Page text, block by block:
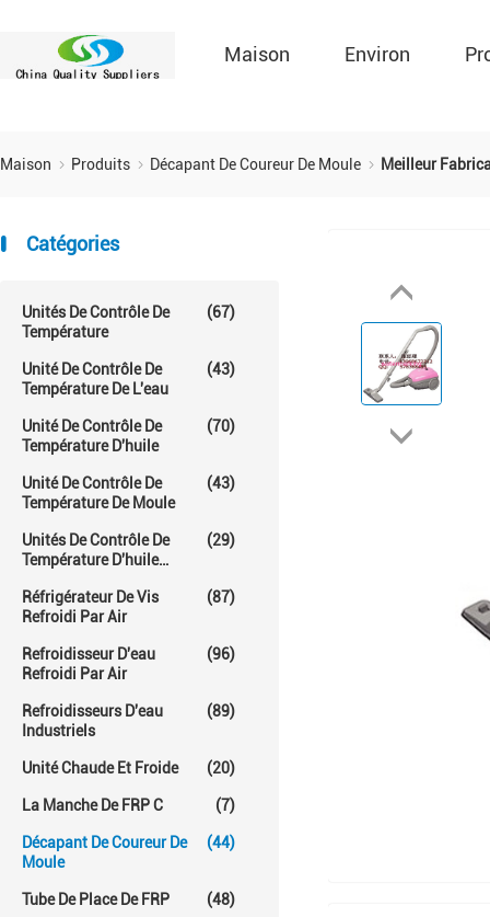
Maison Environ
Maison Produits Décapant De Coureur De Moule Meilleur
Catégories
Unités De Contrôle De
Température
(67)
Unité De Contrôle De
Température De L'eau
(43)
Unité De Contrôle De
Température D'huile
(70)
Unité De Contrôle De
Température De Moule
(43)
Unités De Contrôle De
Température D'huile
(29)
Réfrigérateur De Vis
Refroidi Par Air
(87)
Refroidisseur D'eau
Refroidi Par Air
(96)
Refroidisseurs D'eau
Industriels
(89)
Unité Chaude Et Froide (20)
La Manche De FRP C (7)
Décapant De Coureur De
Moule
(44)
Tube De Place De FRP (48)